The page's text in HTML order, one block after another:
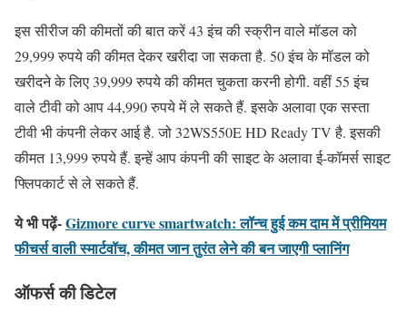
इस सीरीज की कीमतों की बात करें 43 इंच की स्क्रीन वाले मॉडल को
29,999 रुपये की कीमत देकर खरीदा जा सकता है. 50 इंच के मॉडल को
खरीदने के लिए 39,999 रुपये की कीमत चुकता करनी होगी. वहीं 55 इंच
वाले टीवी को आप 44,990 रुपये में ले सकते हैं. इसके अलावा एक सस्ता
टीवी भी कंपनी लेकर आई है. जो 32WS550E HD Ready TV है. इसकी
कीमत 13,999 रुपये हैं. इन्हें आप कंपनी की साइट के अलावा ई-कॉमर्स साइट
फ्लिपकार्ट से ले सकते हैं.
ये भी पढ़ें-Gizmore curve smartwatch: लॉन्च हुई कम दाम में प्रीमियम
फीचर्स वाली स्मार्टवॉच, कीमत जान तुरंत लेने की बन जाएगी प्लानिंग
ऑफर्स की डिटेल